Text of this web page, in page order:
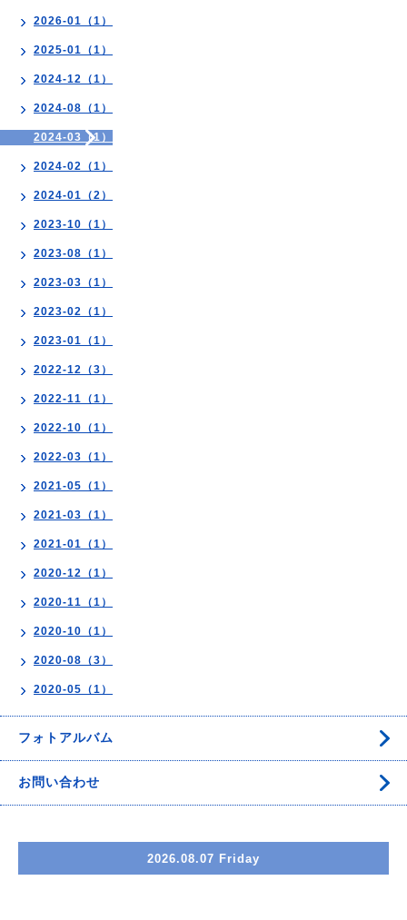
2026-01（1）
2025-01（1）
2024-12（1）
2024-08（1）
2024-03（1）
2024-02（1）
2024-01（2）
2023-10（1）
2023-08（1）
2023-03（1）
2023-02（1）
2023-01（1）
2022-12（3）
2022-11（1）
2022-10（1）
2022-03（1）
2021-05（1）
2021-03（1）
2021-01（1）
2020-12（1）
2020-11（1）
2020-10（1）
2020-08（3）
2020-05（1）
フォトアルバム
お問い合わせ
2026.08.07 Friday